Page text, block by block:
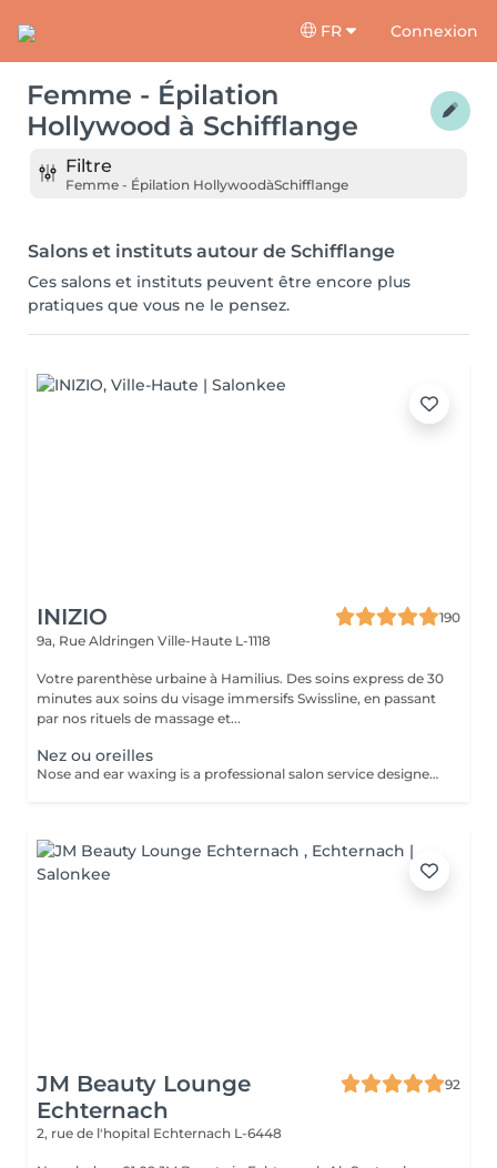
FR Connexion
Femme - Épilation
Hollywood à Schifflange
Filtre
Femme - Épilation HollywoodàSchifflange
Salons et instituts autour de Schifflange
Ces salons et instituts peuvent être encore plus
pratiques que vous ne le pensez.
INIZIO
190
9a, Rue Aldringen Ville-Haute L-1118
Votre parenthèse urbaine à Hamilius. Des soins express de 30
minutes aux soins du visage immersifs Swissline, en passant
par nos rituels de massage et...
Nez ou oreilles
Nose and ear waxing is a professional salon service designed to remove unwanted hair from the nostrils and ear areas using specialized wax. This treatment provides a clean and smooth finish, is quick and effective for both men and women.
JM Beauty Lounge
Echternach
92
2, rue de l'hopital Echternach L-6448